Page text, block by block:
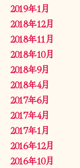
2019年1月
2018年12月
2018年11月
2018年10月
2018年9月
2018年4月
2017年6月
2017年4月
2017年1月
2016年12月
2016年10月